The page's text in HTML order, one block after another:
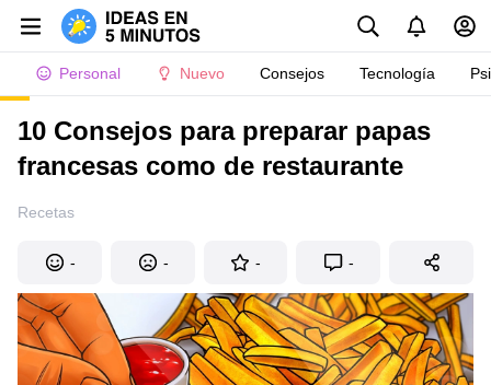
Personal Nuevo Consejos Tecnología
10 Consejos para preparar papas
francesas como de restaurante
Recetas
- - - -